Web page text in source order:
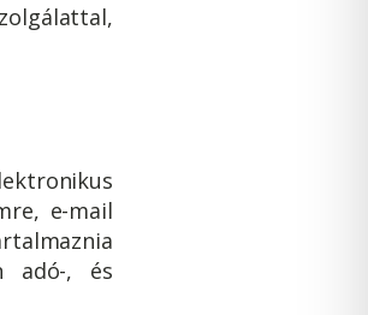
e-mail
adó-, és